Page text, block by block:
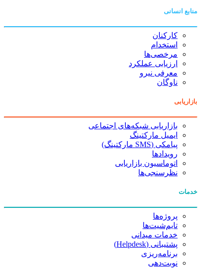
منابع انسانی
کارکنان
استخدام
مرخصی‌ها
ارزیابی عملکرد
معرفی نیرو
ناوگان
بازاریابی
بازاریابی شبکه‌های اجتماعی
ایمیل مارکتینگ
پیامکی (SMS مارکتینگ)
رویدادها
اتوماسیون بازاریابی
نظرسنجی‌ها
خدمات
پروژه‌ها
تایم‌شیت‌ها
خدمات میدانی
پشتیبانی (Helpdesk)
برنامه‌ریزی
نوبت‌دهی